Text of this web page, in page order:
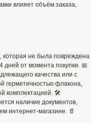
влияет объём заказа,
которая не была повреждена
дней от момента покупки. 📅
качества или с
герметичностью флакона,
комплектацией. 🛠️
наличие документов,
интернет-магазине. 📄